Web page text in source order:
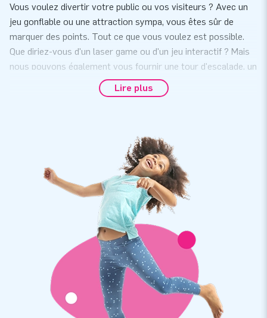
Vous voulez divertir votre public ou vos visiteurs ? Avec un
jeu gonflable ou une attraction sympa, vous êtes sûr de
marquer des points. Tout ce que vous voulez est possible.
Que diriez-vous d'un laser game ou d'un jeu interactif ? Mais
nous pouvons également vous fournir une tour d'escalade, un
tir à l'élastique, un rodéo ou un parcours d'obstacles avec
votre propre logo, slogan et autre texte. En bref: quelle que
événement ou une campagne de marketing.
Souhaitez-vous obtenir plus d'informations sur un jeu
gonflable personnalisé? Dans ce cas, veuillez nous contacter.
Lire plus